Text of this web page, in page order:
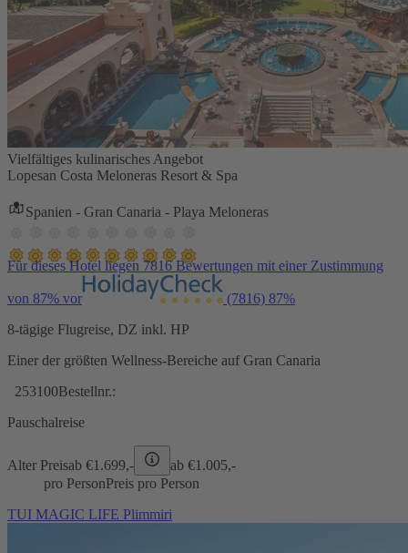
Vielfältiges kulinarisches Angebot
Lopesan Costa Meloneras Resort & Spa
Spanien - Gran Canaria - Playa Meloneras
Für dieses Hotel liegen 7816 Bewertungen mit einer Zustimmung
von 87% vor (7816) 87%
8-tägige Flugreise, DZ inkl. HP
Einer der größten Wellness-Bereiche auf Gran Canaria
253100Bestellnr.:
Pauschalreise
Alter Preisab €1.699,- ab €1.005,-
pro PersonPreis pro Person
TUI MAGIC LIFE Plimmiri